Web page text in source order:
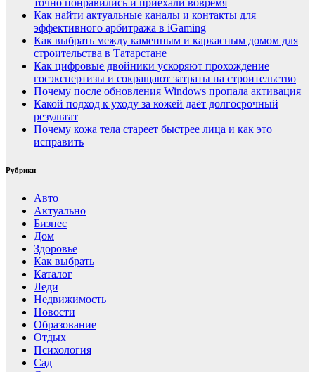
Как найти актуальные каналы и контакты для
эффективного арбитража в iGaming
Как выбрать между каменным и каркасным домом для
строительства в Татарстане
Как цифровые двойники ускоряют прохождение
госэкспертизы и сокращают затраты на строительство
Почему после обновления Windows пропала активация
Какой подход к уходу за кожей даёт долгосрочный
результат
Почему кожа тела стареет быстрее лица и как это
исправить
Рубрики
Авто
Актуально
Бизнес
Дом
Здоровье
Как выбрать
Каталог
Леди
Недвижимость
Новости
Образование
Отдых
Психология
Сад